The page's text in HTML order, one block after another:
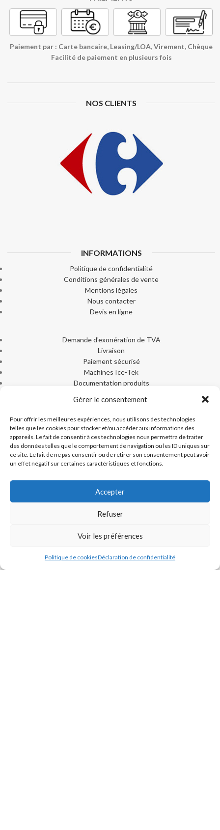
Gérer le consentement
Pour offrir les meilleures expériences, nous utilisons des technologies
telles que les cookies pour stocker et/ou accéder aux informations des
appareils. Le fait de consentir à ces technologies nous permettra de traiter
des données telles que le comportement de navigation ou les ID uniques sur
ce site. Le fait de ne pas consentir ou de retirer son consentement peut avoir
un effet négatif sur certaines caractéristiques et fonctions.
Accepter
Refuser
Voir les préférences
Politique de cookiesDéclaration de confidentialité
Paiement par : Carte bancaire, Leasing/LOA, Virement, Chèque
Facilité de paiement en plusieurs fois
NOS CLIENTS
INFORMATIONS
Politique de confidentialité
Conditions générales de vente
Mentions légales
Nous contacter
Devis en ligne
Demande d'exonération de TVA
Livraison
Paiement sécurisé
Machines Ice-Tek
Documentation produits
ACHAT DEPUIS LES DOM-TOM
Si vous résidez dans les DOM-TOM et que vous souhaitez acheter
nos produits, veuilleznous contacterafin de pouvoir commander et